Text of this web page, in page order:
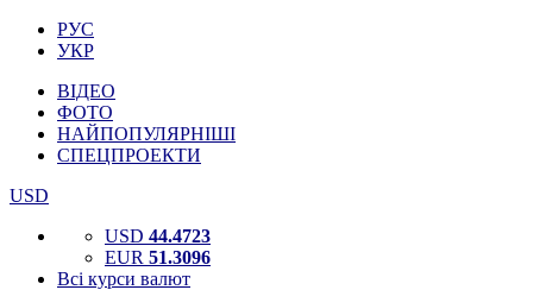
РУС
УКР
ВІДЕО
ФОТО
НАЙПОПУЛЯРНІШІ
СПЕЦПРОЕКТИ
USD
USD 44.4723
EUR 51.3096
Всі курси валют